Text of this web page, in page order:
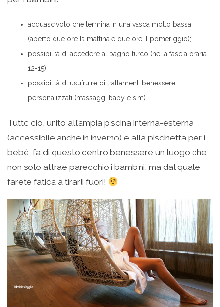
acquascivolo che termina in una vasca molto bassa
(aperto due ore la mattina e due ore il pomeriggio);
possibilità di accedere al bagno turco (nella fascia oraria
12-15);
possibilità di usufruire di trattamenti benessere
personalizzati (massaggi baby e sim).
Tutto ciò, unito all’ampia piscina interna-esterna
(accessibile anche in inverno) e alla piscinetta per i
bebè, fa di questo centro benessere un luogo che
non solo attrae parecchio i bambini, ma dal quale
farete fatica a tirarli fuori!